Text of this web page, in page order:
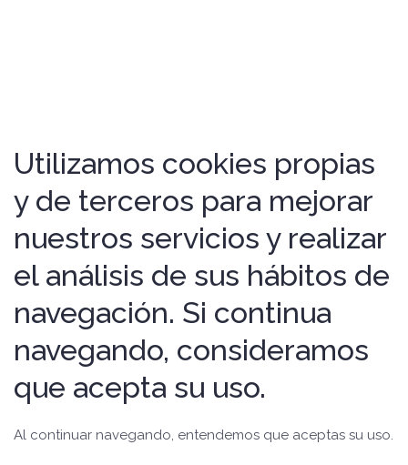
Utilizamos cookies propias
y de terceros para mejorar
nuestros servicios y realizar
el análisis de sus hábitos de
navegación. Si continua
navegando, consideramos
que acepta su uso.
Al continuar navegando, entendemos que aceptas su uso.